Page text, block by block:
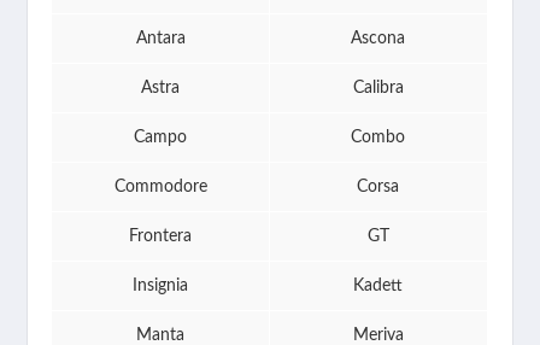
Antara Ascona
Astra Calibra
Campo Combo
Commodore Corsa
Frontera GT
Insignia Kadett
Manta Meriva